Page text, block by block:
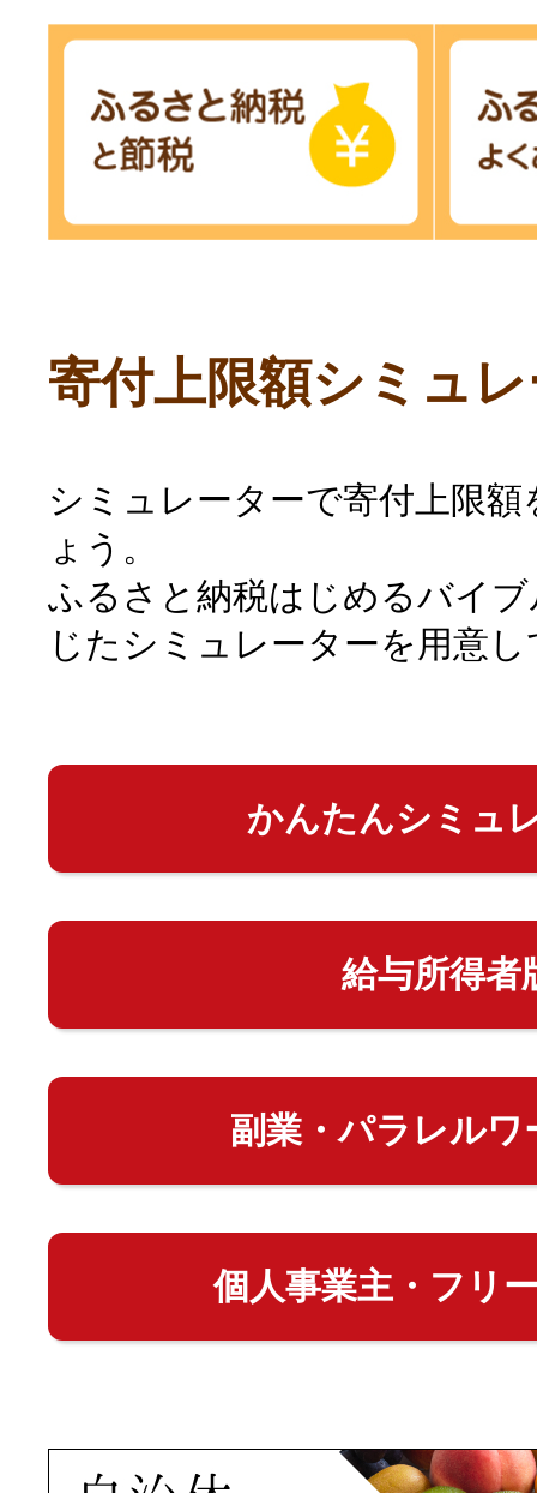
寄付上限額シミュ
シミュレーターで寄付上限
ょう。
ふるさと納税はじめるバイ
じたシミュレーターを用意
かんたんシミュ
給与所得者
副業・パラレルワ
個人事業主・フリ